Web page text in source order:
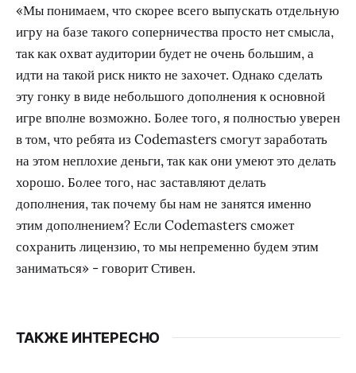
«Мы понимаем, что скорее всего выпускать отдельную
игру на базе такого соперничества просто нет смысла,
так как охват аудитории будет не очень большим, а
идти на такой риск никто не захочет. Однако сделать
эту гонку в виде небольшого дополнения к основной
игре вполне возможно. Более того, я полностью уверен
в том, что ребята из Codemasters смогут заработать
на этом неплохие деньги, так как они умеют это делать
хорошо. Более того, нас заставляют делать
дополнения, так почему бы нам не занятся именно
этим дополнением? Если Codemasters сможет
сохранить лицензию, то мы непременно будем этим
заниматься» - говорит Стивен.
ТАКЖЕ ИНТЕРЕСНО